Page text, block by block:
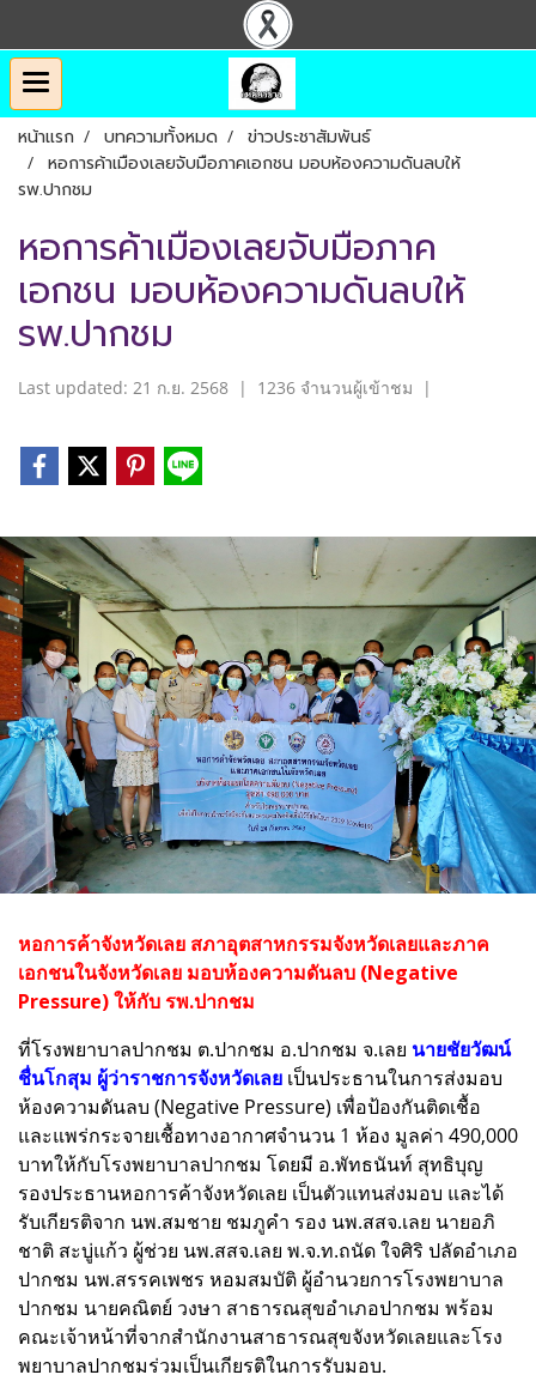
หน้าแรก บทความทั้งหมด
ข่าวประชาสัมพันธ์
หอการค้าเมืองเลยจับมือภาคเอกชน มอบห้องความดันลบให้
รพ.ปากชม
หอการค้าเมืองเลยจับมือภาค
เอกชน มอบห้องความดันลบให้
รพ.ปากชม
Last updated: 21 ก.ย. 2568 | 1236 จำนวนผู้เข้าชม |
หอการค้าจังหวัดเลย สภาอุตสาหกรรมจังหวัดเลยและภาค
เอกชนในจังหวัดเลย มอบห้องความดันลบ (Negative
Pressure) ให้กับ รพ.ปากชม
ที่โรงพยาบาลปากชม ต.ปากชม อ.ปากชม จ.เลย นายชัยวัฒน์
ชื่นโกสุม ผู้ว่าราชการจังหวัดเลย เป็นประธานในการส่งมอบ
ห้องความดันลบ (Negative Pressure) เพื่อป้องกันติดเชื้อ
และแพร่กระจายเชื้อทางอากาศจำนวน 1 ห้อง มูลค่า 490,000
บาทให้กับโรงพยาบาลปากชม โดยมี อ.พัทธนันท์ สุทธิบุญ
รองประธานหอการค้าจังหวัดเลย เป็นตัวแทนส่งมอบ และได้
รับเกียรติจาก นพ.สมชาย ชมภูคำ รอง นพ.สสจ.เลย นายอภิ
ชาติ สะบู่แก้ว ผู้ช่วย นพ.สสจ.เลย พ.จ.ท.ถนัด ใจศิริ ปลัดอำเภอ
ปากชม นพ.สรรคเพชร หอมสมบัติ ผู้อำนวยการโรงพยาบาล
ปากชม นายคณิตย์ วงษา สาธารณสุขอำเภอปากชม พร้อม
คณะเจ้าหน้าที่จากสำนักงานสาธารณสุขจังหวัดเลยและโรง
พยาบาลปากชมร่วมเป็นเกียรติในการรับมอบ.